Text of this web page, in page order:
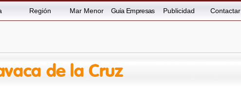
Región Mar Menor Guía Empresas Publicidad Contactar